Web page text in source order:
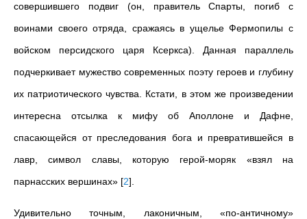
совершившего подвиг (он, правитель Спарты, погиб с
воинами своего отряда, сражаясь в ущелье Фермопилы с
войском персидского царя Ксеркса). Данная параллель
подчеркивает мужество современных поэту героев и глубину
их патриотического чувства. Кстати, в этом же произведении
интересна отсылка к мифу об Аполлоне и Дафне,
спасающейся от преследования бога и превратившейся в
лавр, символ славы, которую герой-моряк «взял на
парнасских вершинах» [2]
Удивительно точным, лаконичным, «по-античному»